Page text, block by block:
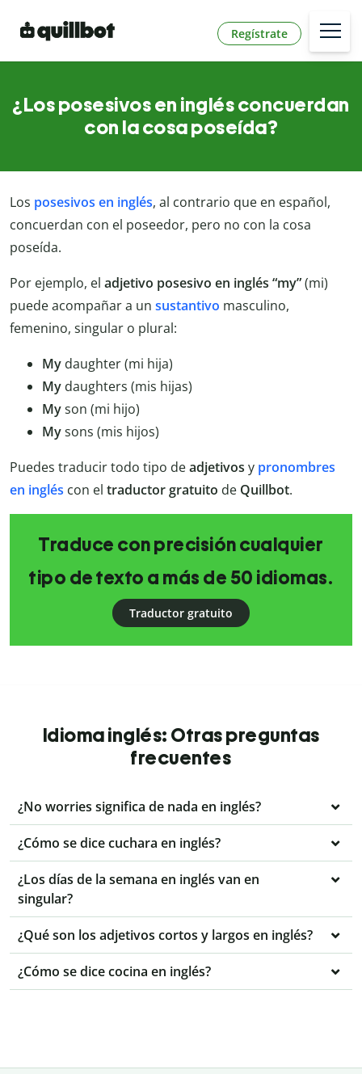
Regístrate
¿Los posesivos en inglés concuerdan
con la cosa poseída?
Los posesivos en inglés, al contrario que en español,
concuerdan con el poseedor, pero no con la cosa
poseída.
Por ejemplo, el adjetivo posesivo en inglés “my”(mi)
puede acompañar a un sustantivo masculino,
femenino, singular o plural:
My daughter (mi hija)
My daughters (mis hijas)
Myson (mi hijo)
Mysons (mis hijos)
Puedes traducir todo tipo deadjetivos y pronombres
en inglés con el traductorgratuito de Quillbot.
Traduce con precisión cualquier
tipo de texto a más de 50 idiomas.
Traductor gratuito
Idioma inglés: Otras preguntas
frecuentes
¿No worries significa de nada en inglés?
¿Cómo se dice cuchara en inglés?
¿Los días de la semana en inglés van en
singular?
¿Qué son los adjetivos cortos y largos en inglés?
¿Cómo se dice cocina en inglés?